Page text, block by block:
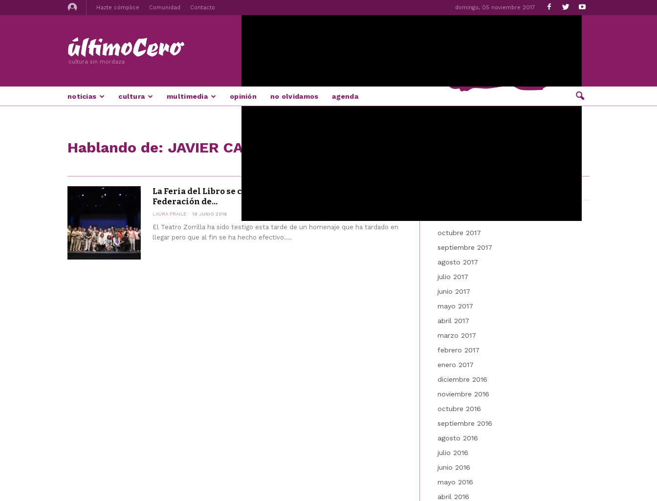
Hazte cómplice Comunidad Contacto domingo, 05 noviembre 2017
cultura sin mordaza
noticias cultura multimedia opinión no olvidamos agenda
Hablando de: JAVIER CARBALLO
La Feria del Libro se clausura con un merecido homenaje a la
Federación de...
LAURA FRAILE 19 JUNIO 2016
El Teatro Zorrilla ha sido testigo esta tarde de un homenaje que ha tardado en
llegar pero que al fin se ha hecho efectivo....
octubre 2017
septiembre 2017
agosto 2017
julio 2017
junio 2017
mayo 2017
abril 2017
marzo 2017
febrero 2017
enero 2017
diciembre 2016
noviembre 2016
octubre 2016
septiembre 2016
agosto 2016
julio 2016
junio 2016
mayo 2016
abril 2016